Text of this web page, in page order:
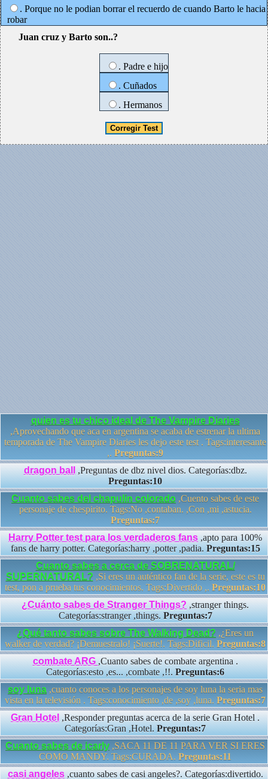
. Porque no le podian borrar el recuerdo de cuando Barto le hacia
robar
Juan cruz y Barto son..?
. Padre e hijo
. Cuñados
. Hermanos
quien es tu chico ideal de The Vampire Diaries
,Aprovechando que aca en argentina se acaba de estrenar la ultima
temporada de The Vampire Diaries les dejo este test . Tags:interesante
,. Preguntas:9
dragon ball
,Preguntas de dbz nivel dios. Categorías:dbz.
Preguntas:10
Cuanto sabes del chapulin colorado ,Cuento sabes de este
personaje de chespirito. Tags:No ,contaban. ,Con ,mi ,astucia.
Preguntas:7
Harry Potter test para los verdaderos fans ,apto para 100%
fans de harry potter. Categorías:harry ,potter ,padia. Preguntas:15
Cuanto sabes a cerca de SOBRENATURAL/
SUPERNATURAL? ,Si eres un auténtico fan de la serie, este es tu
test, pon a prueba tus conocimientos. Tags:Divertido ,. Preguntas:10
¿Cuánto sabes de Stranger Things?,stranger things.
Categorías:stranger ,things. Preguntas:7
¿Qué tanto sabes sobre The Walking Dead? ,¿Eres un
walker de verdad? ¡Demuestralo! ¡Suerte!. Tags:Dificil. Preguntas:8
combate ARG ,Cuanto sabes de combate argentina .
Categorías:esto ,es... ,combate ,!!. Preguntas:6
soy luna ,cuanto conoces a los personajes de soy luna la seria mas
vista en la televisión . Tags:conocimiento ,de ,soy ,luna. Preguntas:7
Gran Hotel ,Responder preguntas acerca de la serie Gran Hotel .
Categorías:Gran ,Hotel. Preguntas:7
Cuanto sabes de icarly ,SACA 11 DE 11 PARA VER SI ERES
COMO MANDY. Tags:CURADA. Preguntas:11
casi angeles,cuanto sabes de casi angeles?. Categorías:divertido.